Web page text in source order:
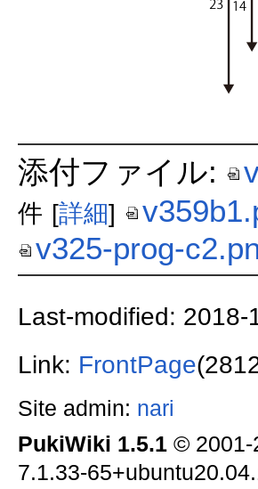
添付ファイル:
件 [詳細]
v325-prog-
Last-modified:
Link: FrontPage
Site admin: nari
PukiWiki 1.5.1© 2001-
7.1.33-